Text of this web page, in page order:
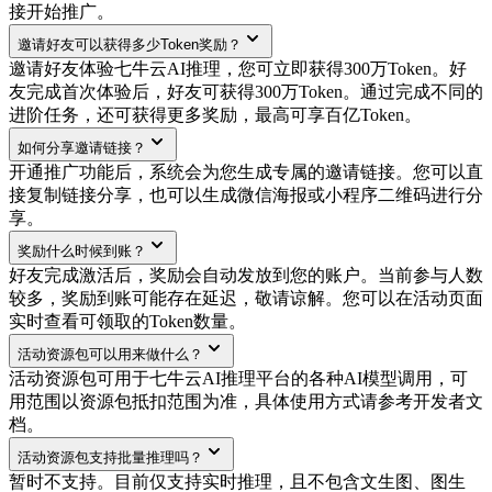
接开始推广。
邀请好友可以获得多少Token奖励？
邀请好友体验七牛云AI推理，您可立即获得300万Token。好
友完成首次体验后，好友可获得300万Token。通过完成不同的
进阶任务，还可获得更多奖励，最高可享百亿Token。
如何分享邀请链接？
开通推广功能后，系统会为您生成专属的邀请链接。您可以直
接复制链接分享，也可以生成微信海报或小程序二维码进行分
享。
奖励什么时候到账？
好友完成激活后，奖励会自动发放到您的账户。当前参与人数
较多，奖励到账可能存在延迟，敬请谅解。您可以在活动页面
实时查看可领取的Token数量。
活动资源包可以用来做什么？
活动资源包可用于七牛云AI推理平台的各种AI模型调用，可
用范围以资源包抵扣范围为准，具体使用方式请参考开发者文
档。
活动资源包支持批量推理吗？
暂时不支持。目前仅支持实时推理，且不包含文生图、图生